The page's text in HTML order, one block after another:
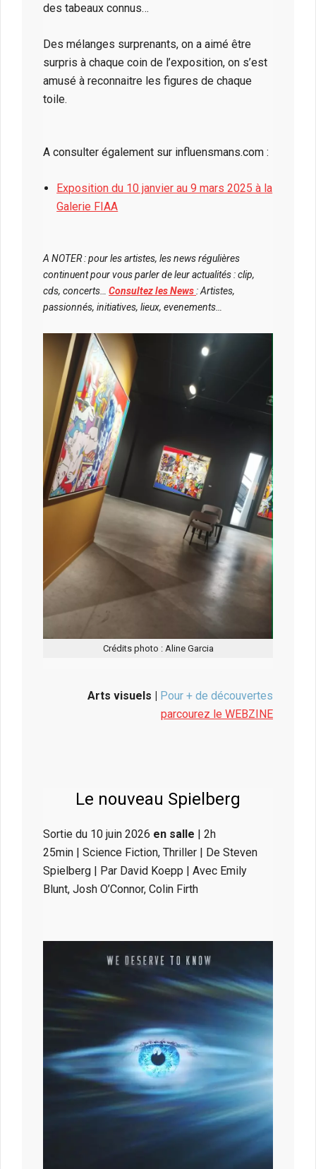
des tabeaux connus…
Des mélanges surprenants, on a aimé être
surpris à chaque coin de l’exposition, on s’est
amusé à reconnaitre les figures de chaque
toile.
A consulter également sur influensmans.com :
Exposition du 10 janvier au 9 mars 2025 à la
Galerie FIAA
A NOTER : pour les artistes, les news régulières
continuent pour vous parler de leur actualités : clip,
cds, concerts… Consultez les News: Artistes,
passionnés, initiatives, lieux, evenements…
Crédits photo : Aline Garcia
Arts visuels |
Pour + de découvertes
parcourez le WEBZINE
Le nouveau Spielberg
Sortie du 10 juin 2026 en salle
| 2h
25min | Science Fiction, Thriller | De Steven
Spielberg | Par David Koepp | Avec Emily
Blunt, Josh O’Connor, Colin Firth